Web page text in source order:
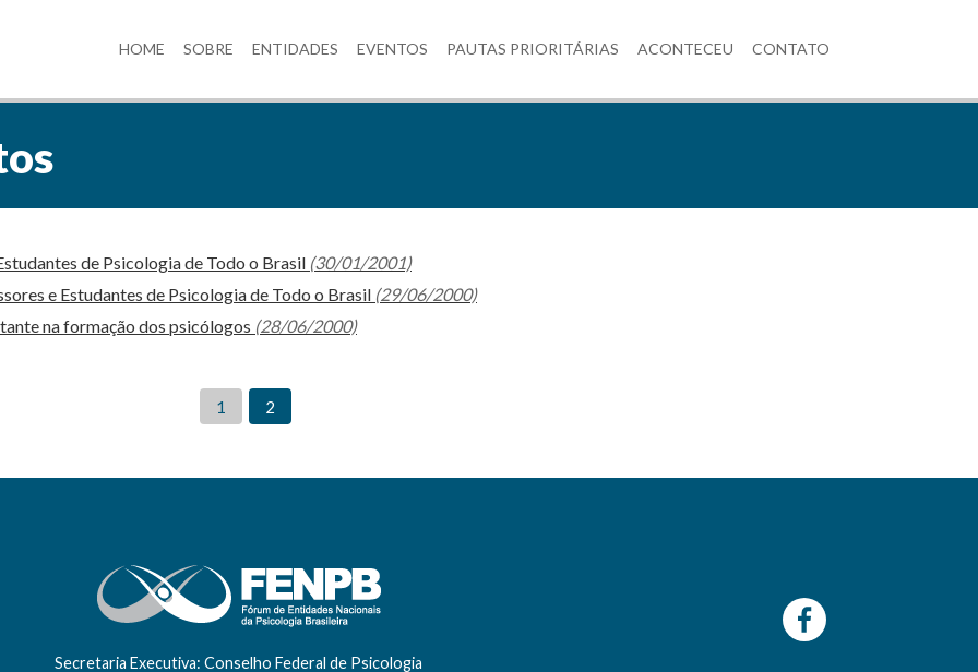
HOME SOBRE ENTIDADES EVENTOS PAUTAS PRIORITÁRIAS ACONTECEU CONTATO
de Psicologia de Todo o Brasil (30/01/2001)
e Estudantes de Psicologia de Todo o Brasil (29/06/2000)
na formação dos psicólogos (28/06/2000)
1 2
Secretaria Executiva: Conselho Federal de Psicologia